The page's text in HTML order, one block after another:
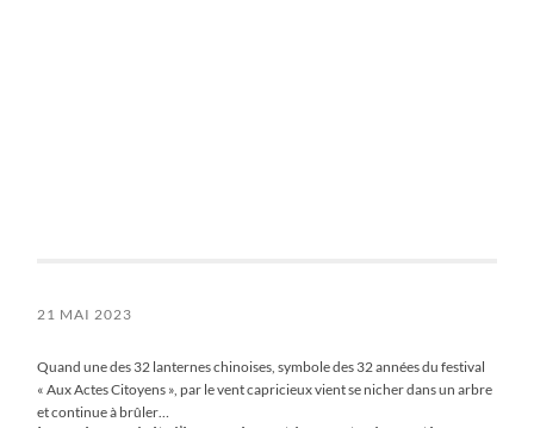
21 MAI 2023
Quand une des 32 lanternes chinoises, symbole des 32 années du festival
« Aux Actes Citoyens », par le vent capricieux vient se nicher dans un arbre
et continue à brûler…